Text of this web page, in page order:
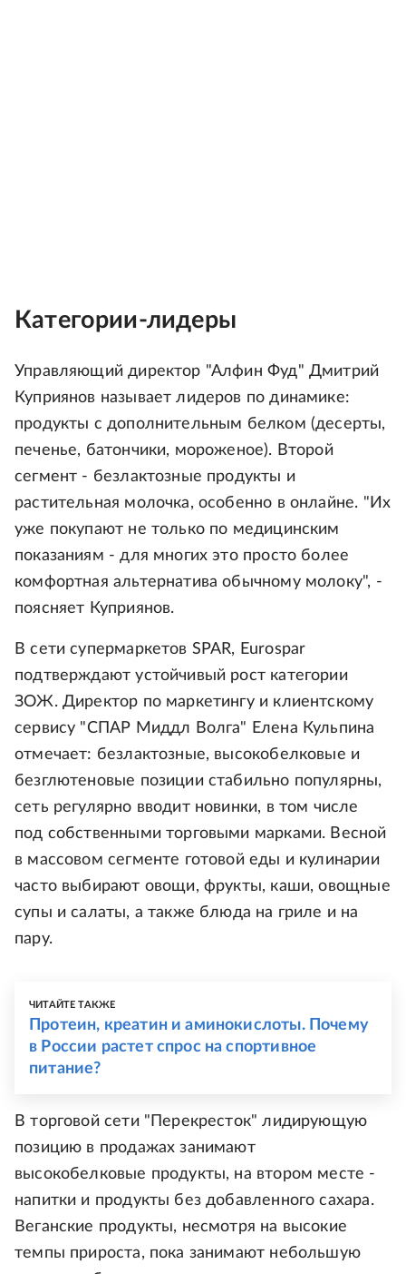
Категории-лидеры
Управляющий директор "Алфин Фуд" Дмитрий
Куприянов называет лидеров по динамике:
продукты с дополнительным белком (десерты,
печенье, батончики, мороженое). Второй
сегмент - безлактозные продукты и
растительная молочка, особенно в онлайне. "Их
уже покупают не только по медицинским
показаниям - для многих это просто более
комфортная альтернатива обычному молоку", -
поясняет Куприянов.
В сети супермаркетов SPAR, Eurospar
подтверждают устойчивый рост категории
ЗОЖ. Директор по маркетингу и клиентскому
сервису "СПАР Миддл Волга" Елена Кульпина
отмечает: безлактозные, высокобелковые и
безглютеновые позиции стабильно популярны,
сеть регулярно вводит новинки, в том числе
под собственными торговыми марками. Весной
в массовом сегменте готовой еды и кулинарии
часто выбирают овощи, фрукты, каши, овощные
супы и салаты, а также блюда на гриле и на
пару.
ЧИТАЙТЕ ТАКЖЕ
Протеин, креатин и аминокислоты. Почему
в России растет спрос на спортивное
питание?
В торговой сети "Перекресток" лидирующую
позицию в продажах занимают
высокобелковые продукты, на втором месте -
напитки и продукты без добавленного сахара.
Веганские продукты, несмотря на высокие
темпы прироста, пока занимают небольшую